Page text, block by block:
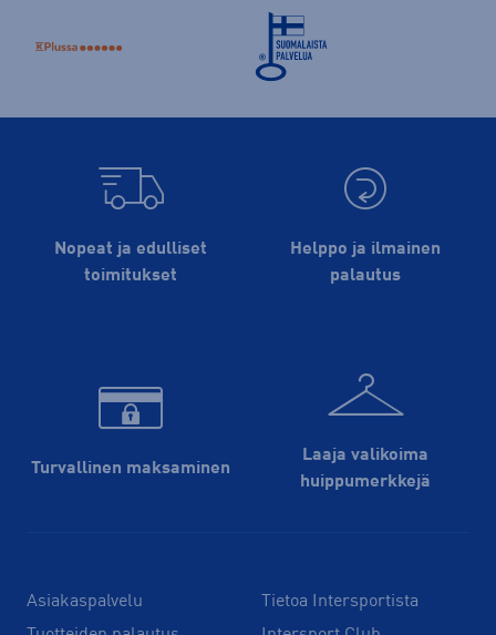
Nopeat ja edulliset
toimitukset
Helppo ja ilmainen
palautus
Turvallinen maksaminen
Laaja valikoima
huippu­merkkejä
Asiakaspalvelu
Tietoa Intersportista